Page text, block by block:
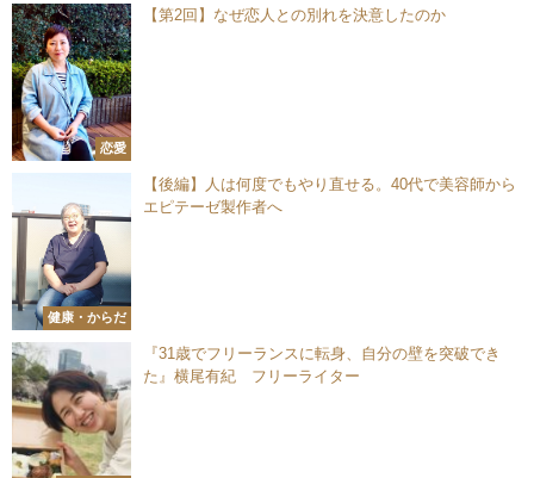
恋愛
【第2回】なぜ恋人との別れを決意したのか
健康・からだ
【後編】人は何度でもやり直せる。40代で美容師から
エピテーゼ製作者へ
『31歳でフリーランスに転身、自分の壁を突破でき
た』横尾有紀 フリーライター